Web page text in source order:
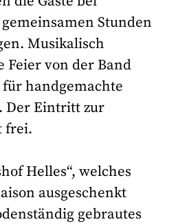
Stunden
Musikalisch
Feier von der Band
handgemachte
Der Eintritt zur
frei.
Helles“, welches
ausgeschenkt
gebrautes